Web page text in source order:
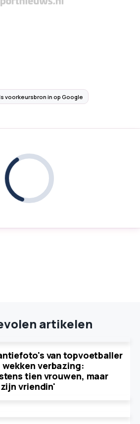
voorkeursbron in op Google
artikelen
van topvoetballer
verbazing:
tien vrouwen, maar
vriendin'